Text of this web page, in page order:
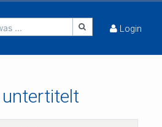
... Login
untertitelt